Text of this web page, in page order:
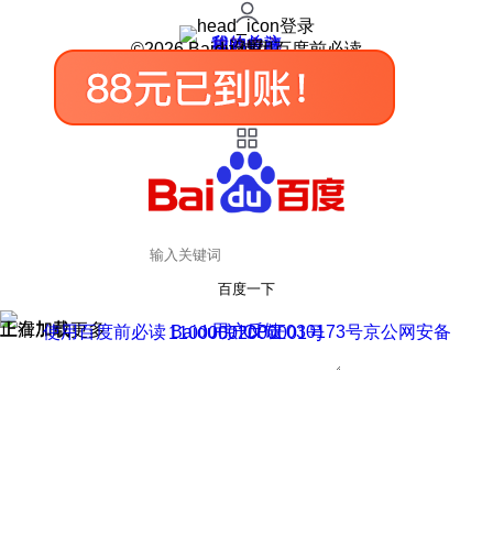
登录
我的关注
我的收藏
皮肤中心
用户反馈
设置
©2026 Baidu 使用百度前必读
百度一下
正在加载
上滑加载更多 用户反馈
使用百度前必读 Baidu 京ICP证030173号
京公网安备11000002000001号